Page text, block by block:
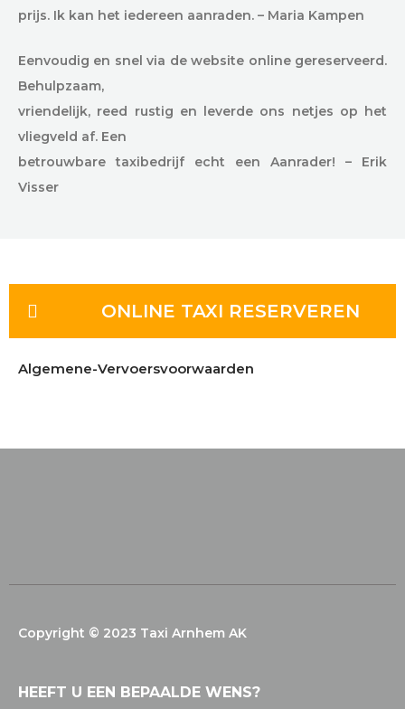
prijs. Ik kan het iedereen aanraden. – Maria Kampen
Eenvoudig en snel via de website online gereserveerd.
Behulpzaam,
vriendelijk, reed rustig en leverde ons netjes op het
vliegveld af. Een
betrouwbare taxibedrijf echt een Aanrader! – Erik
Visser
ONLINE TAXI RESERVEREN
Algemene-Vervoersvoorwaarden
Copyright © 2023 Taxi Arnhem AK
HEEFT U EEN BEPAALDE WENS?